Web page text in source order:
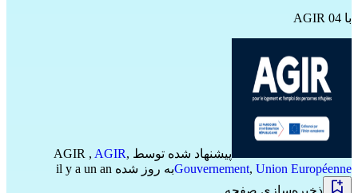
با AGIR 04
پیشنهاد شده توسط AGIR , AGIR,
Gouvernement, Union Européenne
به روز شده il y a un an